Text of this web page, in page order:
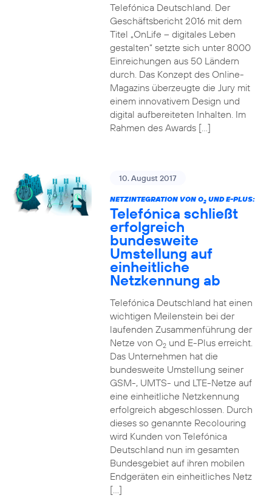
Telefónica Deutschland. Der
Geschäftsbericht 2016 mit dem
Titel „OnLife – digitales Leben
gestalten“ setzte sich unter 8000
Einreichungen aus 50 Ländern
durch. Das Konzept des Online-
Magazins überzeugte die Jury mit
einem innovativem Design und
digital aufbereiteten Inhalten. Im
Rahmen des Awards […]
10. August 2017
NETZINTEGRATION VON O2UND E-PLUS:
Telefónica schließt
erfolgreich
bundesweite
Umstellung auf
einheitliche
Netzkennung ab
Telefónica Deutschland hat einen
wichtigen Meilenstein bei der
laufenden Zusammenführung der
Netze von O2und E-Plus erreicht.
Das Unternehmen hat die
bundesweite Umstellung seiner
GSM-, UMTS- und LTE-Netze auf
eine einheitliche Netzkennung
erfolgreich abgeschlossen. Durch
dieses so genannte Recolouring
wird Kunden von Telefónica
Deutschland nun im gesamten
Bundesgebiet auf ihren mobilen
Endgeräten ein einheitliches Netz
[…]